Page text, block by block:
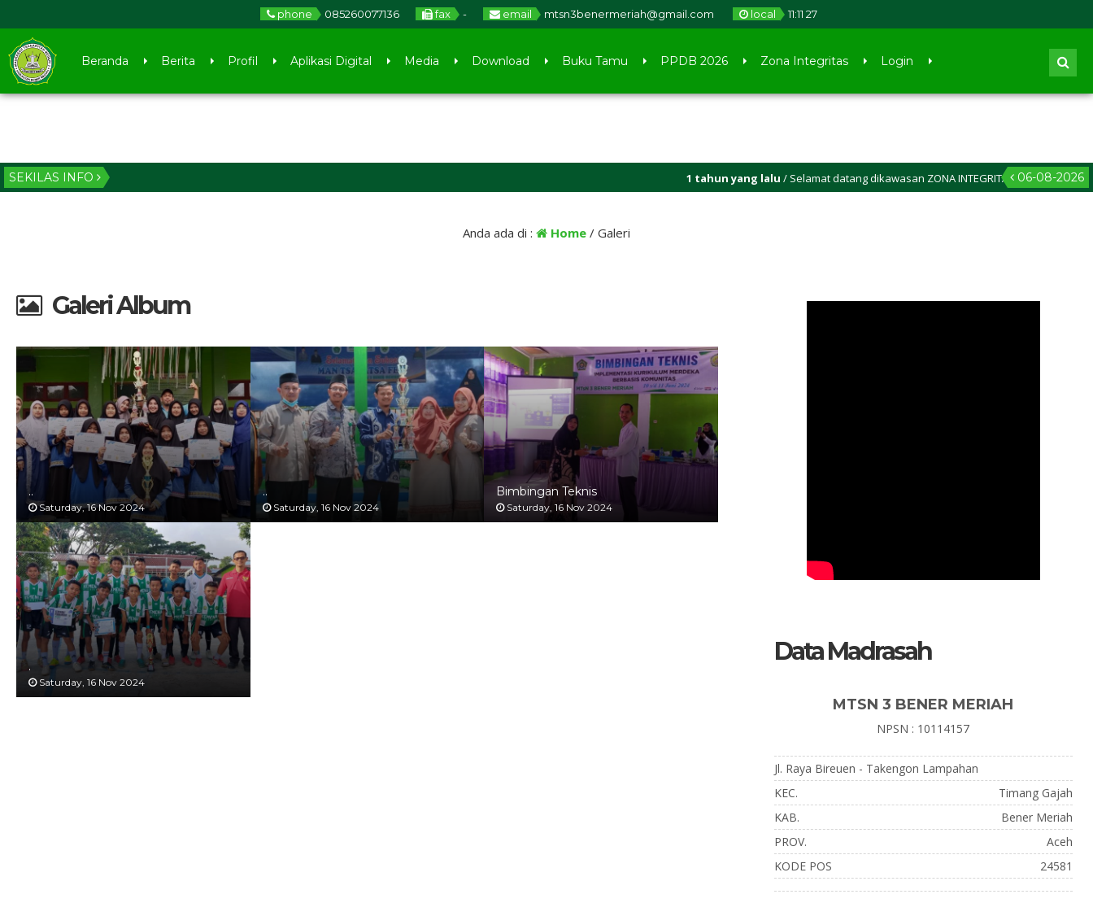
phone 085260077136 fax - email mtsn3benermeriah@gmail.com local 11:11 27
Beranda Berita Profil Aplikasi Digital Media Download Buku Tamu PPDB 2026 Zona Integritas Login
SEKILAS INFO 06-08-2026
1 tahun yang lalu/ Selamat datang dikawasan ZONA INTEGRITAS Wilayah Bebas
Melayani (WBBM)
Anda ada di : Home / Galeri
Galeri Album
..
Saturday, 16 Nov 2024
..
Saturday, 16 Nov 2024
Bimbingan Teknis
Saturday, 16 Nov 2024
.
Saturday, 16 Nov 2024
Data Madrasah
MTSN 3 BENER MERIAH
NPSN : 10114157
Jl. Raya Bireuen - Takengon Lampahan
KEC.
Timang Gajah
KAB.
Bener Meriah
PROV.
Aceh
KODE POS
24581